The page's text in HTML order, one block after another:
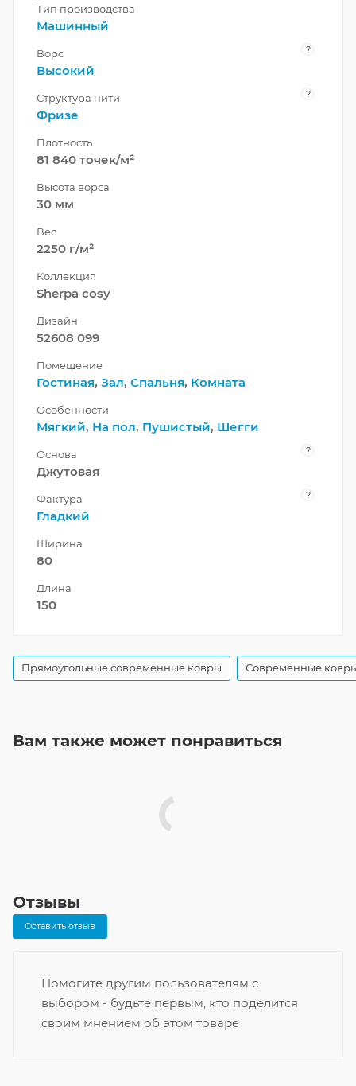
Тип производства
Машинный
Ворс ?
Высокий
Структура нити ?
Фризе
Плотность
81 840 точек/м²
Высота ворса
30 мм
Вес
2250 г/м²
Коллекция
Sherpa cosy
Дизайн
52608 099
Помещение
Гостиная, Зал, Спальня, Комната
Особенности
Мягкий, На пол, Пушистый, Шегги
Основа ?
Джутовая
Фактура ?
Гладкий
Ширина
80
Длина
150
Прямоугольные современные ковры Современные
Вам также может понравиться
Отзывы
Оставить отзыв
Помогите другим пользователям с
выбором - будьте первым, кто поделится
своим мнением об этом товаре